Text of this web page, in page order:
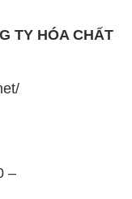
TY HÓA CHẤT
–